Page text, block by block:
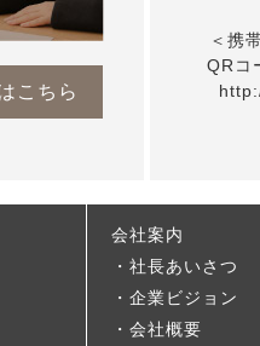
こちら
＜携
QRコ
会社案内
社長あいさつ
企業ビジョン
会社概要